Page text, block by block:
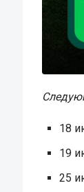
18
19
25